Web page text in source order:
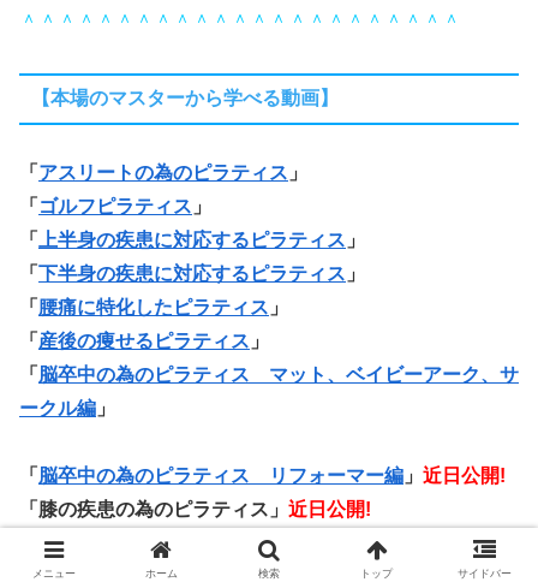
＾＾＾＾＾＾＾＾＾＾＾＾＾＾＾＾＾＾＾＾＾＾＾
【本場のマスターから学べる動画】
「 アスリートの為のピラティス 」
「 ゴルフピラティス 」
「
上半身の疾患に対応するピラティス 」
「 下半身の疾患に対応するピラティス 」
「 腰痛に特化したピラティス 」
「 産後の痩せるピラティス 」
「 脳卒中の為のピラティス マット、ベイビーアーク、サ
ークル編 」
「 脳卒中の為のピラティス リフォーマー編 」 近日公開!
「膝の疾患の為のピラティス」 近日公開!
「更年期の為のピラティス」近日公開!
「心疾患の為のピラティス」近日公開!
メニュー ホーム 検索 トップ サイドバー